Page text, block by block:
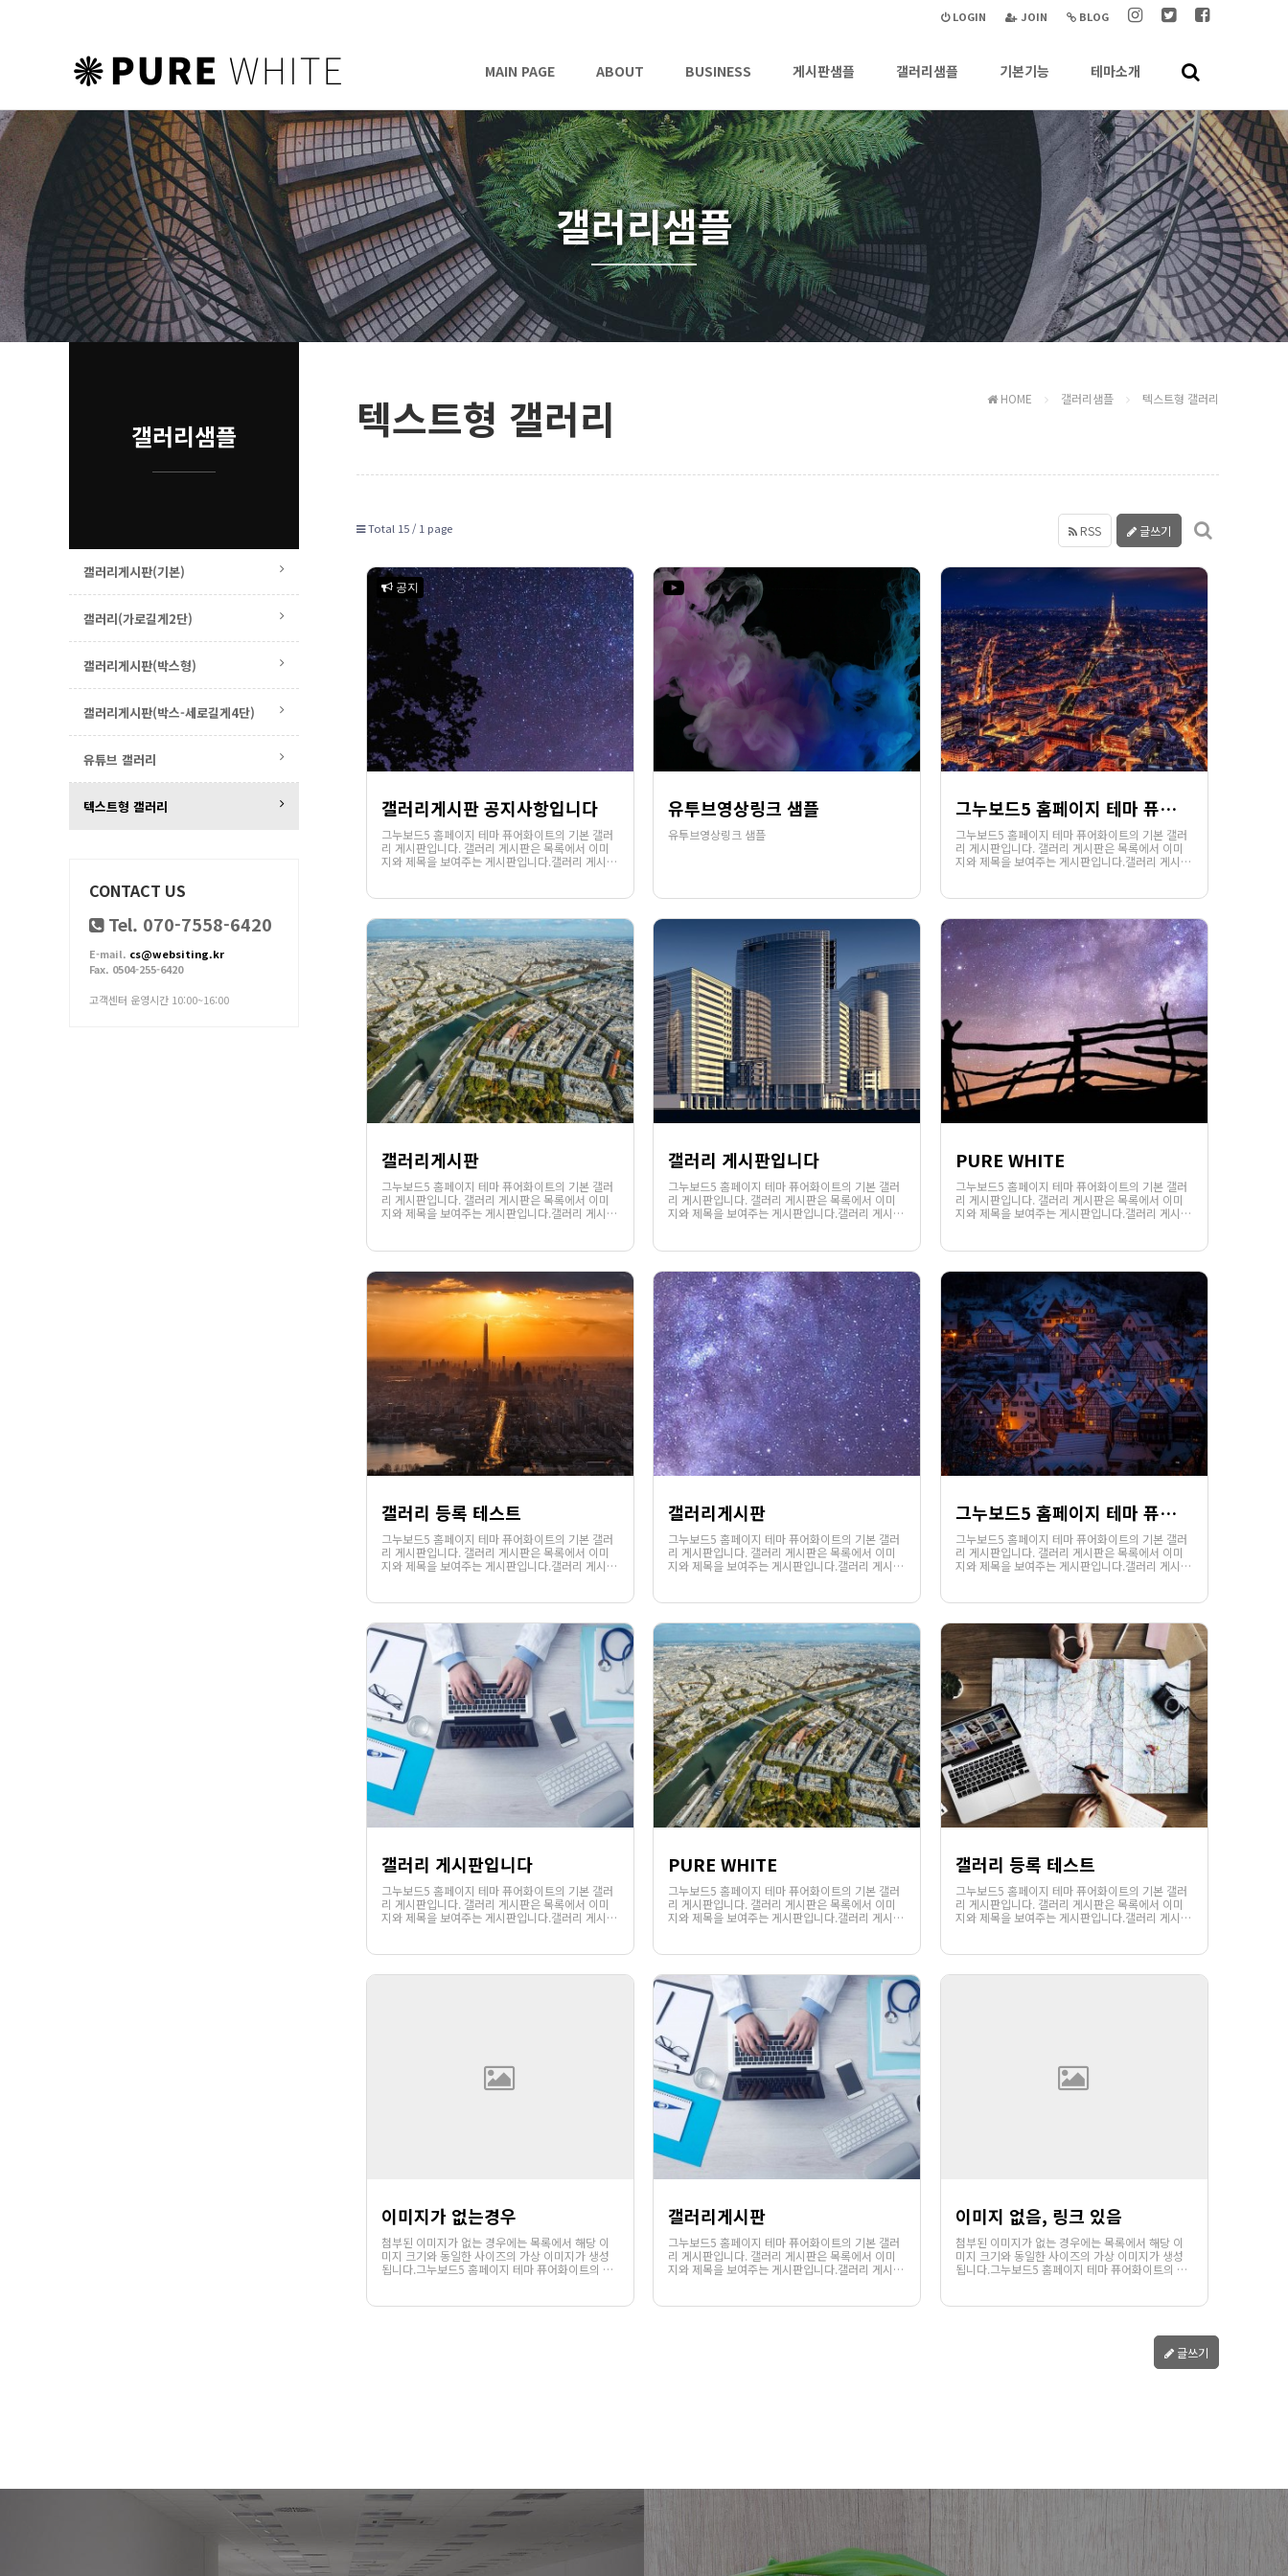
BLOG
JOIN
LOGIN
MAIN PAGE ABOUT BUSINESS 게시판샘플 갤러리샘플 기본기능
하위분류
테마소개
하위분류
갤러리샘플
텍스트형 갤러리 HOME 갤러리샘플 텍스트형 갤러리
Total 15 / 1 page RSS 글쓰기
공지
1630
02-06
갤러리게시판 공지사항입니다
그누보드5 홈페이지 테마 퓨어화이트의 기본 갤러
리 게시판입니다. 갤러리 게시판은 목록에서 이미
지와 제목을 보여주는 게시판입니다.갤러리 게시판
썸네일과 함께 제목이 노출됩니다.웹사이팅에서 . .
.
유투브영상링크 샘플
유투브영상링크 샘플
1325
02-07
그누보드5 홈페이지 테마 퓨어화이트
그누보드5 홈페이지 테마 퓨어화이트의 기본 갤러
리 게시판입니다. 갤러리 게시판은 목록에서 이미
지와 제목을 보여주는 게시판입니다.갤러리 게시판
썸네일과 함께 제목이 노출됩니다.웹사이팅에서 . .
.
1313
02-06
갤러리게시판
그누보드5 홈페이지 테마 퓨어화이트의 기본 갤러
리 게시판입니다. 갤러리 게시판은 목록에서 이미
지와 제목을 보여주는 게시판입니다.갤러리 게시판
썸네일과 함께 제목이 노출됩니다.웹사이팅에서 . .
.
1268
02-07
갤러리 게시판입니다
그누보드5 홈페이지 테마 퓨어화이트의 기본 갤러
리 게시판입니다. 갤러리 게시판은 목록에서 이미
지와 제목을 보여주는 게시판입니다.갤러리 게시판
썸네일과 함께 제목이 노출됩니다.웹사이팅에서 . .
.
1174
02-06
PURE WHITE
그누보드5 홈페이지 테마 퓨어화이트의 기본 갤러
리 게시판입니다. 갤러리 게시판은 목록에서 이미
지와 제목을 보여주는 게시판입니다.갤러리 게시판
썸네일과 함께 제목이 노출됩니다.웹사이팅에서 . .
.
1168
02-07
갤러리 등록 테스트
그누보드5 홈페이지 테마 퓨어화이트의 기본 갤러
리 게시판입니다. 갤러리 게시판은 목록에서 이미
지와 제목을 보여주는 게시판입니다.갤러리 게시판
썸네일과 함께 제목이 노출됩니다.웹사이팅에서 . .
.
1235
02-07
갤러리게시판
그누보드5 홈페이지 테마 퓨어화이트의 기본 갤러
리 게시판입니다. 갤러리 게시판은 목록에서 이미
지와 제목을 보여주는 게시판입니다.갤러리 게시판
썸네일과 함께 제목이 노출됩니다.웹사이팅에서 . .
.
1093
02-07
그누보드5 홈페이지 테마 퓨어화이트
그누보드5 홈페이지 테마 퓨어화이트의 기본 갤러
리 게시판입니다. 갤러리 게시판은 목록에서 이미
지와 제목을 보여주는 게시판입니다.갤러리 게시판
썸네일과 함께 제목이 노출됩니다.웹사이팅에서 . .
.
1140
02-07
갤러리 게시판입니다
그누보드5 홈페이지 테마 퓨어화이트의 기본 갤러
리 게시판입니다. 갤러리 게시판은 목록에서 이미
지와 제목을 보여주는 게시판입니다.갤러리 게시판
썸네일과 함께 제목이 노출됩니다.웹사이팅에서 . .
.
1138
02-06
PURE WHITE
그누보드5 홈페이지 테마 퓨어화이트의 기본 갤러
리 게시판입니다. 갤러리 게시판은 목록에서 이미
지와 제목을 보여주는 게시판입니다.갤러리 게시판
썸네일과 함께 제목이 노출됩니다.웹사이팅에서 . .
.
1170
02-07
갤러리 등록 테스트
그누보드5 홈페이지 테마 퓨어화이트의 기본 갤러
리 게시판입니다. 갤러리 게시판은 목록에서 이미
지와 제목을 보여주는 게시판입니다.갤러리 게시판
썸네일과 함께 제목이 노출됩니다.웹사이팅에서 . .
.
1140
02-06
이미지가 없는경우
첨부된 이미지가 없는 경우에는 목록에서 해당 이
미지 크기와 동일한 사이즈의 가상 이미지가 생성
됩니다.그누보드5 홈페이지 테마 퓨어화이트의 기
게시판의 목록에서는 게시글의 파일첨부 또는 . . .
1124
02-07
갤러리게시판
그누보드5 홈페이지 테마 퓨어화이트의 기본 갤러
리 게시판입니다. 갤러리 게시판은 목록에서 이미
지와 제목을 보여주는 게시판입니다.갤러리 게시판
썸네일과 함께 제목이 노출됩니다.웹사이팅에서 . .
1100
02-06
이미지 없음, 링크 있음
첨부된 이미지가 없는 경우에는 목록에서 해당 이
미지 크기와 동일한 사이즈의 가상 이미지가 생성
됩니다.그누보드5 홈페이지 테마 퓨어화이트의 기
게시판의 목록에서는 게시글의 파일첨부 또는 . . .
글쓰기
갤러리샘플
갤러리게시판(기본)
갤러리(가로길게2단)
갤러리게시판(박스형)
갤러리게시판(박스-세로길게4단)
유튜브 갤러리
텍스트형 갤러리
CONTACT US
Tel. 070-7558-6420
E-mail. cs@websiting.kr
Fax. 0504-255-6420
고객센터 운영시간 10:00~16:00